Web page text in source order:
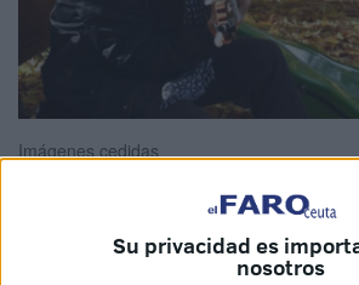
Su privacidad es
nosotros
Imágenes cedidas
es un artista de Ceuta de